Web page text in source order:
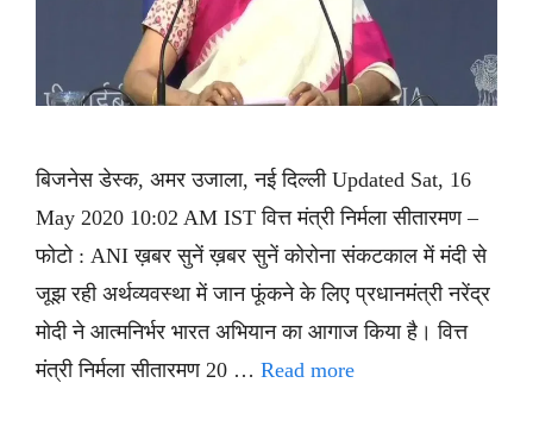
बिजनेस डेस्क, अमर उजाला, नई दिल्ली Updated Sat, 16
May 2020 10:02 AM IST वित्त मंत्री निर्मला सीतारमण –
फोटो : ANI ख़बर सुनें ख़बर सुनें कोरोना संकटकाल में मंदी से
जूझ रही अर्थव्यवस्था में जान फूंकने के लिए प्रधानमंत्री नरेंद्र
मोदी ने आत्मनिर्भर भारत अभियान का आगाज किया है। वित्त
मंत्री निर्मला सीतारमण 20 … Read more